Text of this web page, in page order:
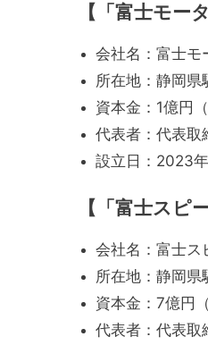
【「富士モー
会社名：富士
所在地：静岡
資本金：1億円
代表者：代表取
設立日：2023
【「富士スピ
会社名：富士
所在地：静岡
資本金：7億円
代表者：代表取